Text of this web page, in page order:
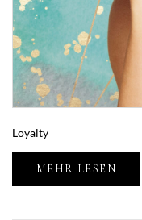
Loyalty
MEHR LESEN